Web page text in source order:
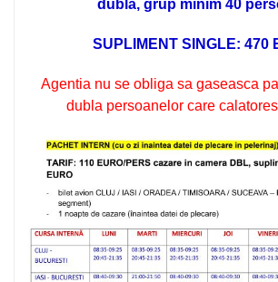
dublă, grup minim 40
SUPLIMENT SINGLE: 470
Agentia nu se obliga sa gaseasca
dubla persoanelor care